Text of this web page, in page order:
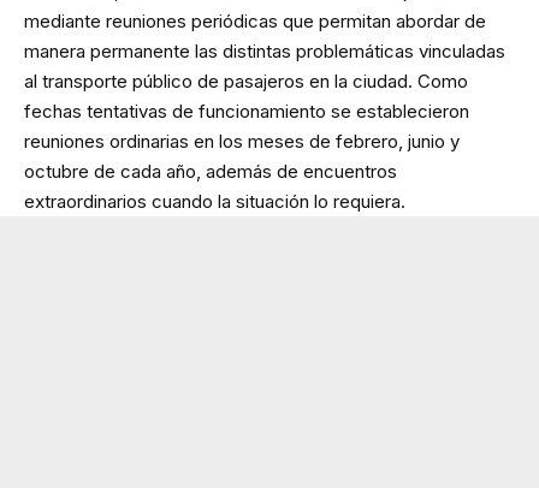
mediante reuniones periódicas que permitan abordar de
manera permanente las distintas problemáticas vinculadas
al transporte público de pasajeros en la ciudad. Como
fechas tentativas de funcionamiento se establecieron
reuniones ordinarias en los meses de febrero, junio y
octubre de cada año, además de encuentros
extraordinarios cuando la situación lo requiera.